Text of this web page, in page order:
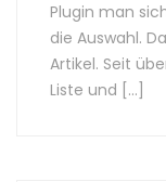
Plugin man
die Auswahl.
Artikel. Seit
Liste und […]